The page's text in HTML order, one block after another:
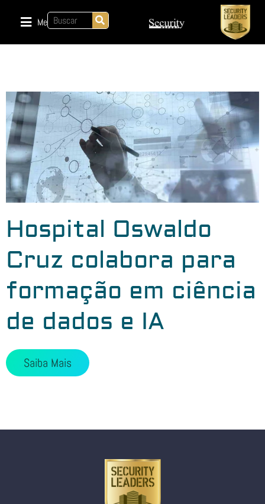
Menu
Hospital Oswaldo
Cruz colabora para
formação em ciência
de dados e IA
Saiba Mais